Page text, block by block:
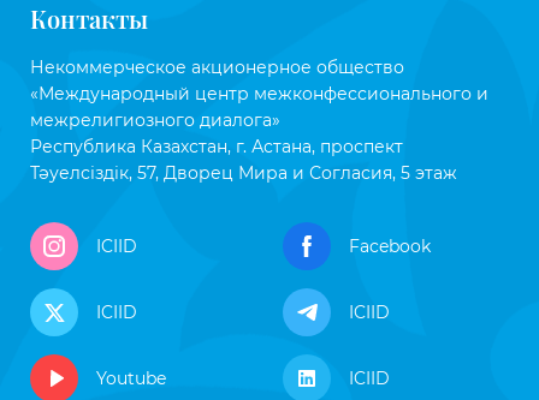
Контакты
Некоммерческое акционерное общество
«Международный центр межконфессионального и
межрелигиозного диалога»
Республика Казахстан, г. Астана, проспект
Тәуелсіздік, 57, Дворец Мира и Согласия, 5 этаж
ICIID Facebook
ICIID ICIID
Youtube ICIID